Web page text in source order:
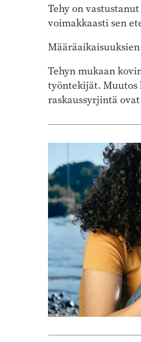
Tehy on
voimakkaasti sen
Tehyn mukaan
työntekijät. Muutos
raskaussyrjintä